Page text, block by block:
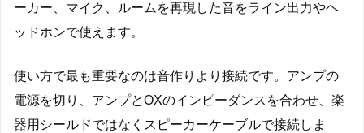
ーカー、マイク、ルームを再現した音をライン出力やヘ
ッドホンで使えます。
使い方で最も重要なのは音作りより接続です。アンプの
電源を切り、アンプとOXのインピーダンスを合わせ、楽
器用シールドではなくスピーカーケーブルで接続しま